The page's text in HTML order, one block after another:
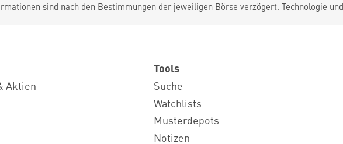
sind nach den Bestimmungen der jeweiligen Börse verzögert. Technologie
Aktien
Tools
Suche
Watchlists
Musterdepots
Notizen